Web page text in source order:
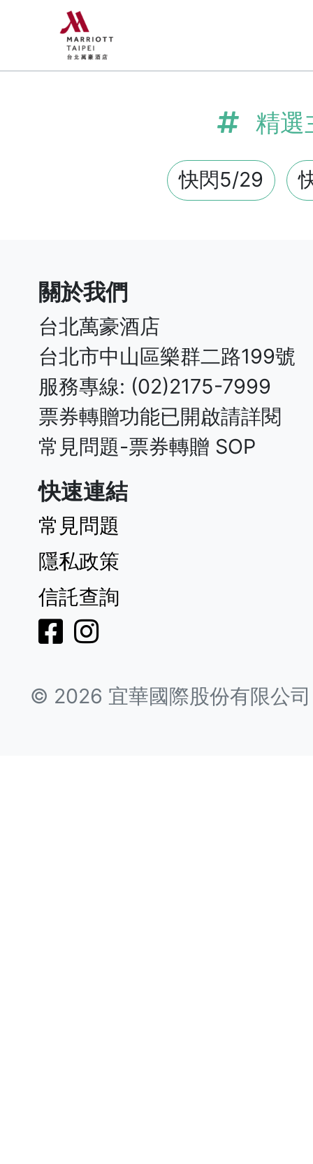
精選
快閃5/29
關於我們
台北萬豪酒店
台北市中山區樂群二路199號
服務專線: (02)2175-7999
票券轉贈功能已開啟請詳閱
常見問題-票券轉贈 SOP
快速連結
常見問題
隱私政策
信託查詢
© 2026 宜華國際股份有限公司